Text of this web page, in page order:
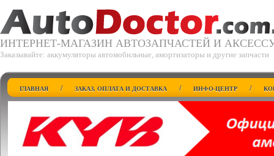
ИНТЕРНЕТ-МАГАЗИН АВТОЗАПЧАСТЕЙ И
Заказывайте: аккумуляторы автомобильные, амортизаторы и другие запчасти
ГЛАВНАЯ / ЗАКАЗ, ОПЛАТА И ДОСТАВКА / ИНФО-ЦЕНТР /